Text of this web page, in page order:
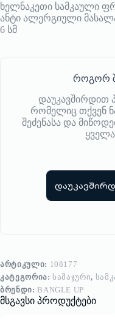
ხელნაკეთი სამკაული
ანტი ალერგიული
6 სმ
როგორ
დაუკავშირდით
რომელიც თქვენ
შეძენასა და
ᲐᲠᲢᲘᲙᲣᲚᲘ: 108177
ᲙᲐᲢᲔᲒᲝᲠᲘᲐ: ᲡᲐᲛᲐᲯᲣᲠᲘ,
ᲑᲠᲔᲜᲓᲘ: BANGLE UP
მსგავსი პროდუქტები